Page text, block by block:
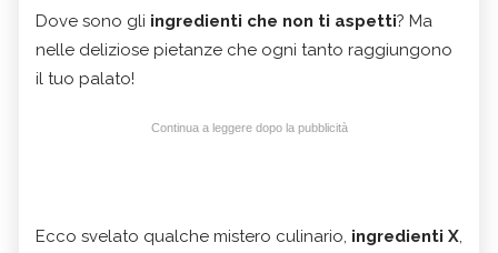
Dove sono gli ingredienti che non ti aspetti? Ma
nelle deliziose pietanze che ogni tanto raggiungono
il tuo palato!
Continua a leggere dopo la pubblicità
Ecco svelato qualche mistero culinario, ingredienti X,